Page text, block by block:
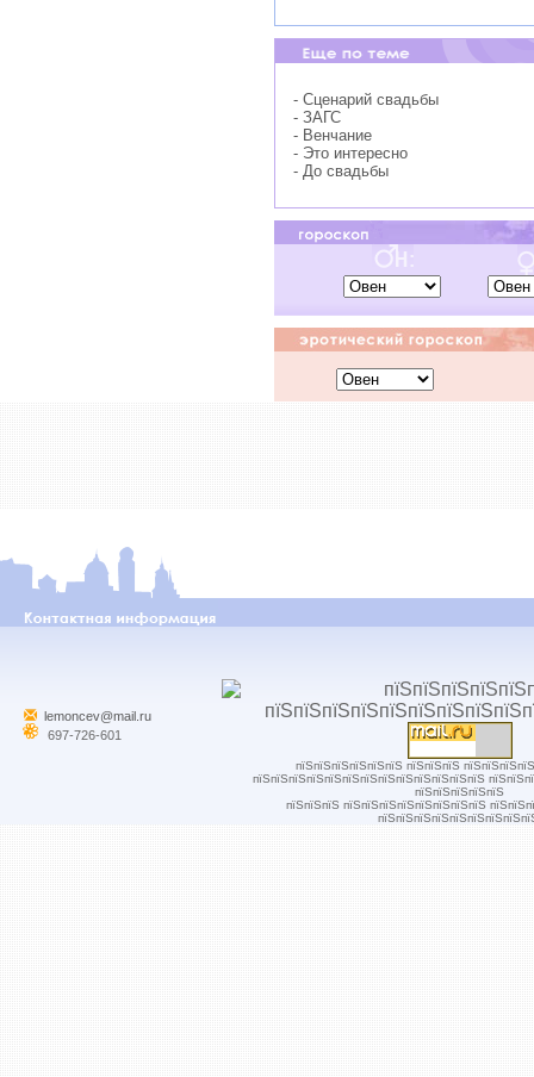
- Сценарий свадьбы
- ЗАГС
- Венчание
- Это интересно
- До свадьбы
lemoncev@mail.ru
697-726-601
пїЅпїЅпїЅпїЅпїЅпїЅ пїЅпїЅпїЅ
пїЅпїЅпїЅпїЅпїЅпїЅпїЅпїЅпїЅпїЅпїЅпїЅпїЅ
пїЅпїЅпїЅпїЅпїЅ
пїЅпїЅпїЅ пїЅпїЅпїЅпїЅпїЅпїЅпїЅпїЅ